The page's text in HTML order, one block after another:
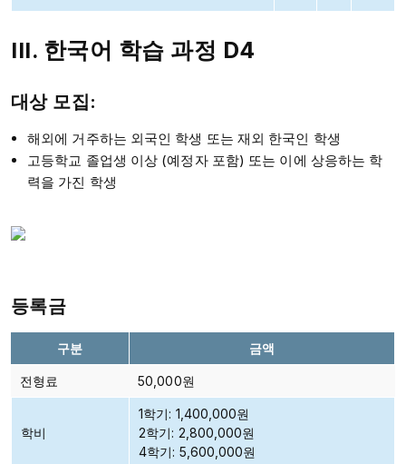
III. 한국어 학습 과정 D4
대상 모집:
해외에 거주하는 외국인 학생 또는 재외 한국인 학생
고등학교 졸업생 이상 (예정자 포함) 또는 이에 상응하는 학
력을 가진 학생
등록금
구분 금액
전형료 50,000원
학비
1학기: 1,400,000원
2학기: 2,800,000원
4학기: 5,600,000원